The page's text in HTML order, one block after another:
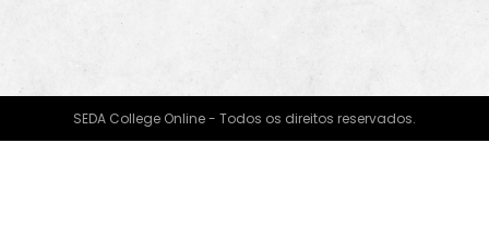
SEDA College Online - Todos os direitos reservados.